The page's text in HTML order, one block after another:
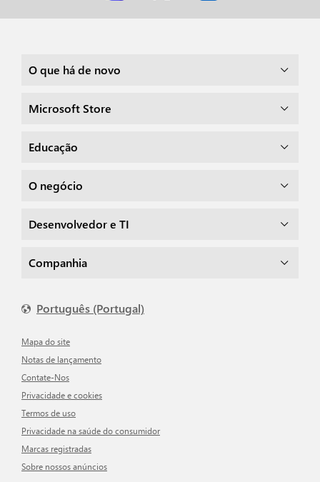
O que há de novo
Microsoft Store
Educação
O negócio
Desenvolvedor e TI
Companhia
Português (Portugal)
Mapa do site
Notas de lançamento
Contate-Nos
Privacidade e cookies
Termos de uso
Privacidade na saúde do consumidor
Marcas registradas
Sobre nossos anúncios